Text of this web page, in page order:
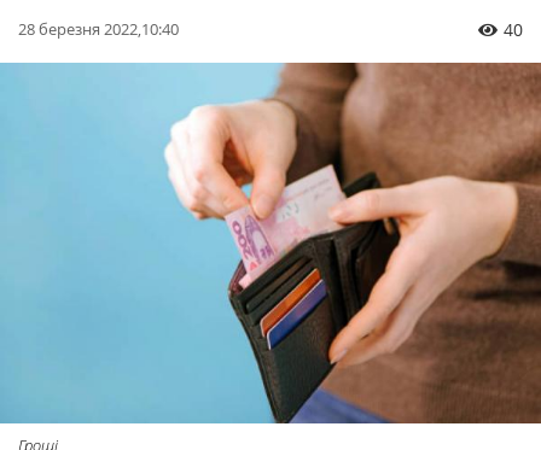
28 березня 2022,10:40 40
Гроші